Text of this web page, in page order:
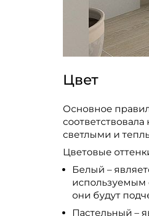
Цвет
Основное
светлыми и
Цветовые
Белый –
используемым
они будут
Пастельный –